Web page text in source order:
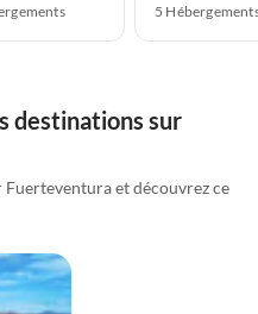
5
destinations sur
Fuerteventura et découvrez ce